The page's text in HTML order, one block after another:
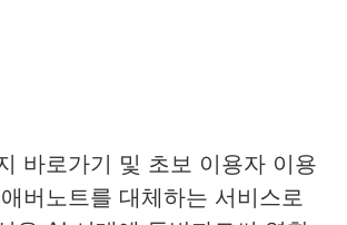
바로가기 및 초보 이용자 이용
버노트를 대체하는 서비스로